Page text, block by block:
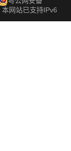
本网站已支持IPv6